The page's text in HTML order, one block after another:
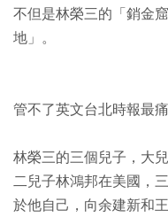
不但是林榮三的「銷金
地」。
管不了英文台北時報最
林榮三的三個兒子，大
二兒子林鴻邦在美國，
於他自己，向余建新和